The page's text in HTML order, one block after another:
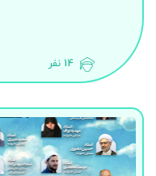
14 نفر